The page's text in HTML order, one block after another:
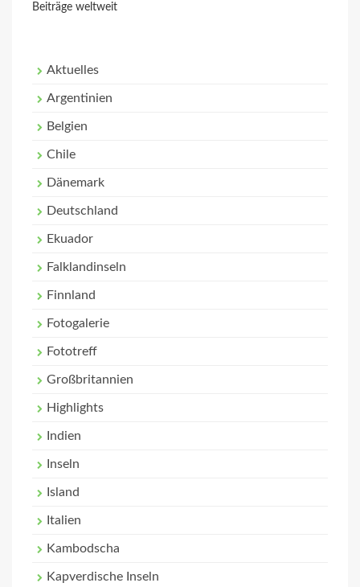
Beiträge weltweit
Aktuelles
Argentinien
Belgien
Chile
Dänemark
Deutschland
Ekuador
Falklandinseln
Finnland
Fotogalerie
Fototreff
Großbritannien
Highlights
Indien
Inseln
Island
Italien
Kambodscha
Kapverdische Inseln